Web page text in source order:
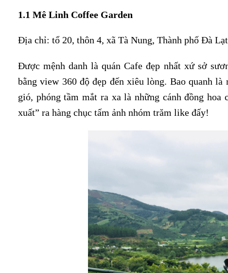
1.1 Mê Linh Coffee Garden
Địa chỉ: tổ 20, thôn 4, xã Tà Nung, Thành phố Đà
Được mệnh danh là quán Cafe đẹp nhất xứ sở
bằng view 360 độ đẹp đến xiêu lòng. Bao quanh
gió, phóng tầm mắt ra xa là những cánh đồng hoa
xuất” ra hàng chục tấm ảnh nhóm trăm like đấy!